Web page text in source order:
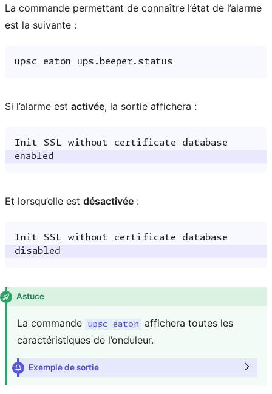
La commande permettant de connaître l’état de l’alarme
est la suivante :
upsc eaton
Si l’alarme est activée, la sortie affichera :
Init SSL without certificate
database
enabled
Et lorsqu’elle est désactivée :
Init SSL without certificate
database
disabled
Astuce
La commande upsc eaton
affichera toutes les
caractéristiques de l’onduleur.
Exemple de sortie